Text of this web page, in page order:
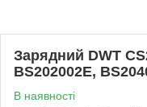
Зарядний DWT
BS202002E,
В наявності